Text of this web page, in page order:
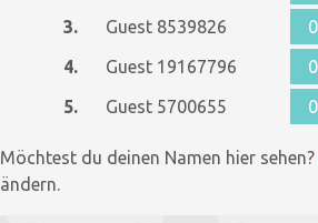
3.
Guest 8539826
4.
Guest 19167796
5.
Guest 5700655
Möchtest du deinen Namen hier sehen?
ändern.